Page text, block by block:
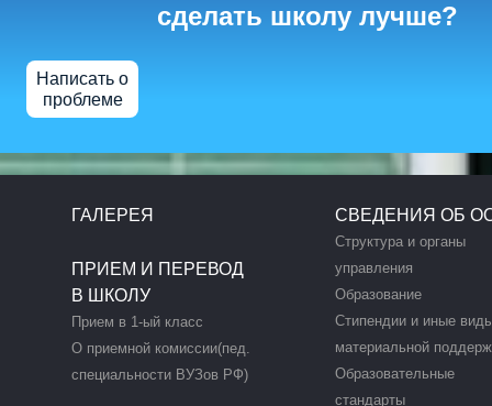
сделать школу лучше?
Написать о
проблеме
ГАЛЕРЕЯ
ПРИЕМ И ПЕРЕВОД
В ШКОЛУ
Прием в 1-ый класс
О приемной комиссии(пед.
специальности ВУЗов РФ)
СВЕДЕНИЯ ОБ
Структура и органы
управления
Образование
Стипендии и иные
материальной
Образовательные
стандарты